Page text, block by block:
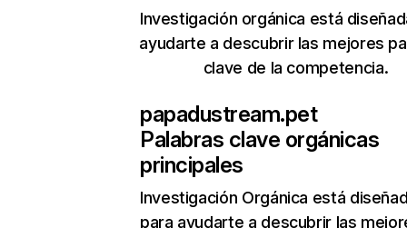
Investigación orgánica está
ayudarte a descubrir las mejores
clave de la competencia.
papadustream.pet
Palabras clave orgánicas
principales
Investigación Orgánica está
para ayudarte a descubrir las